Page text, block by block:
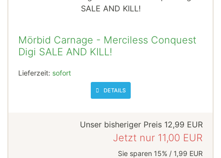
Mörbid Carnage - Merciless Conquest
Digi SALE AND KILL!
Lieferzeit: sofort
DETAILS
Unser bisheriger Preis 12,99 EUR
Jetzt nur 11,00 EUR
Sie sparen 15% / 1,99 EUR